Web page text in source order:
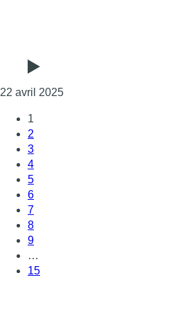
22 avril 2025Consulter l'article "Une
1
2
3
4
5
6
7
8
9
…
15